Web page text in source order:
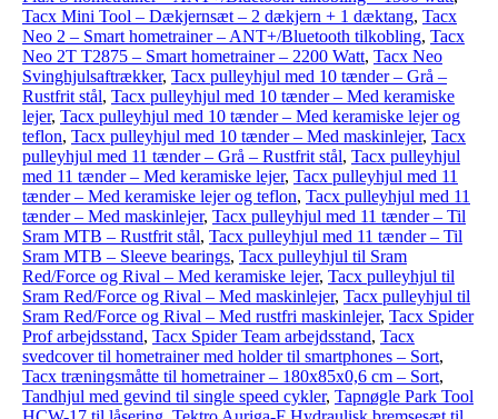
Tacx Mini Tool – Dækjernsæt – 2 dækjern + 1 dæktang, Tacx
Neo 2 – Smart hometrainer – ANT+/Bluetooth tilkobling, Tacx
Neo 2T T2875 – Smart hometrainer – 2200 Watt, Tacx Neo
Svinghjulsaftrækker, Tacx pulleyhjul med 10 tænder – Grå –
Rustfrit stål, Tacx pulleyhjul med 10 tænder – Med keramiske
lejer, Tacx pulleyhjul med 10 tænder – Med keramiske lejer og
teflon, Tacx pulleyhjul med 10 tænder – Med maskinlejer, Tacx
pulleyhjul med 11 tænder – Grå – Rustfrit stål, Tacx pulleyhjul
med 11 tænder – Med keramiske lejer, Tacx pulleyhjul med 11
tænder – Med keramiske lejer og teflon, Tacx pulleyhjul med 11
tænder – Med maskinlejer, Tacx pulleyhjul med 11 tænder – Til
Sram MTB – Rustfrit stål, Tacx pulleyhjul med 11 tænder – Til
Sram MTB – Sleeve bearings, Tacx pulleyhjul til Sram
Red/Force og Rival – Med keramiske lejer, Tacx pulleyhjul til
Sram Red/Force og Rival – Med maskinlejer, Tacx pulleyhjul til
Sram Red/Force og Rival – Med rustfri maskinlejer, Tacx Spider
Prof arbejdsstand, Tacx Spider Team arbejdsstand, Tacx
svedcover til hometrainer med holder til smartphones – Sort,
Tacx træningsmåtte til hometrainer – 180x85x0,6 cm – Sort,
Tandhjul med gevind til single speed cykler, Tapnøgle Park Tool